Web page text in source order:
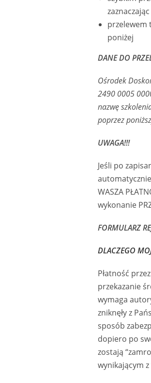
przelewem
poniżej
DANE DO
Ośrodek
2490 0005
nazwę
poprzez
UWAGA!!!
Jeśli po
WASZA
wykonanie
FORMULARZ
DLACZEGO
Płatność
przekazanie
wymaga
zniknęły z
sposób
dopiero po
zostają
wynikającym